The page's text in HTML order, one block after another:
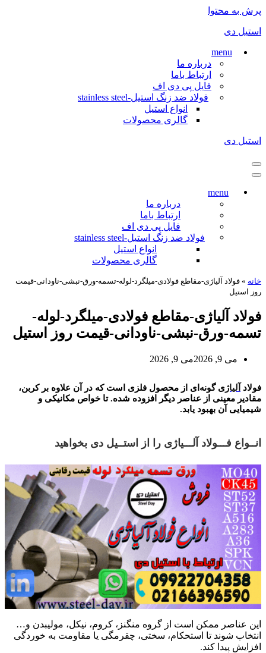
پرش به محتوا
استیل دی
menu
درباره ما
ارتباط باما
فایل پی دی اف
فولاد ضد زنگ استیل-stainless steel
انواع استیل
گالری محصولات
استیل دی
فهرست
ناوبری
فهرست
menu
درباره ما
ارتباط باما
فایل پی دی اف
فولاد ضد زنگ استیل-stainless steel
انواع استیل
گالری محصولات
خانه » فولاد آلیاژی-مقاطع فولادی-میلگرد-لوله-تسمه-ورق-نبشی-ناودانی-قیمت
روز استیل
فولاد آلیاژی-مقاطع فولادی-میلگرد-لوله-
تسمه-ورق-نبشی-ناودانی-قیمت روز استیل
می 9, 2026 می 9, 2026
فولاد آلیاژی گونه‌ای از محصول فلزی است که در آن علاوه بر کربن،
مقادیر معینی از عناصر دیگر افزوده شده. تا خواص مکانیکی و
شیمیایی آن بهبود یابد.
انــواع فـــولاد آلـــیاژی را از استــیل دی بخواهید
این عناصر ممکن است از گروه منگنز، کروم، نیکل، مولیبدن و…
انتخاب شوند تا استحکام، سختی، چقرمگی یا مقاومت به خوردگی
افزایش پیدا کند.